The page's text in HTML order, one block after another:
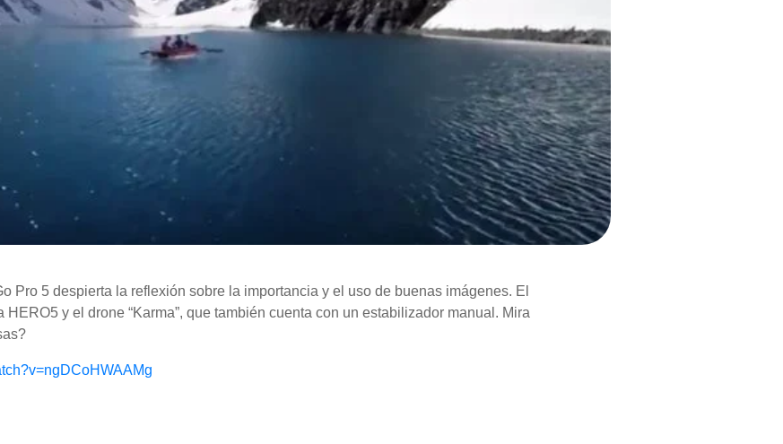
Pro 5 despierta la reflexión sobre la importancia y el uso de buenas imágenes. El
y el drone “Karma”, que también cuenta con un estabilizador manual. Mira